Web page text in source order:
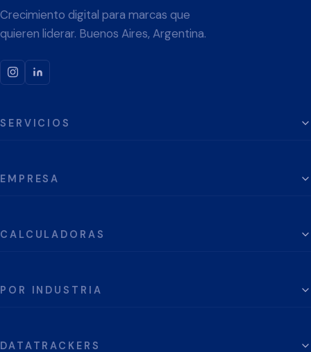
Crecimiento digital para marcas que
quieren liderar. Buenos Aires, Argentina.
SERVICIOS
EMPRESA
CALCULADORAS
POR INDUSTRIA
DATATRACKERS